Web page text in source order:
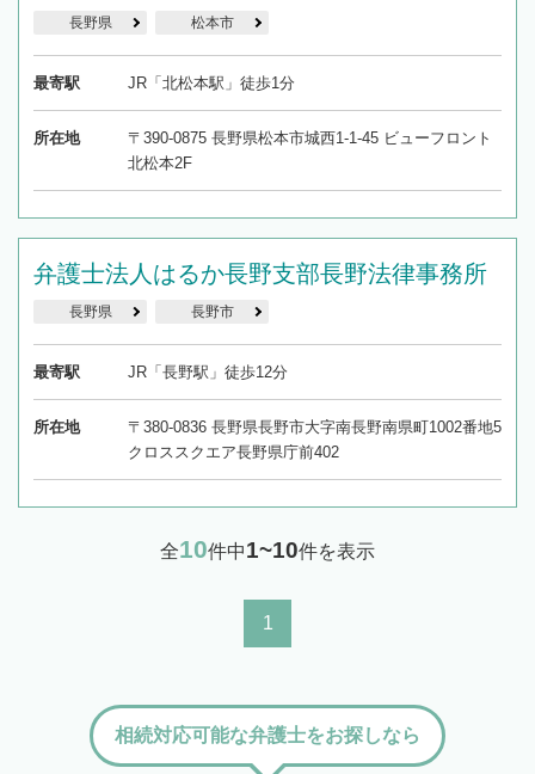
長野県 松本市
最寄駅 JR「北松本駅」徒歩1分
所在地
〒390-0875 長野県松本市城西1-1-45 ビューフロント
北松本2F
弁護士法人はるか長野支部長野法律事務所
長野県 長野市
最寄駅 JR「長野駅」徒歩12分
所在地
〒380-0836 長野県長野市大字南長野南県町1002番地5
クロススクエア長野県庁前402
全10件中1~10件を表示
1
相続対応可能な弁護士をお探しなら